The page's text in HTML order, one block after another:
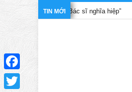
TIN MỚI
phim “Bác sĩ nghĩa hiệp”
Facebook